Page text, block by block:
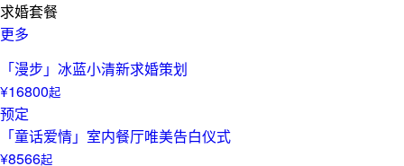
求婚套餐
更多
「漫步」冰蓝小清新求婚策划
¥16800起
预定
「童话爱情」室内餐厅唯美告白仪式
¥8566起